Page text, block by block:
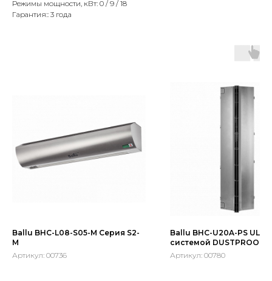
Режимы мощности, кВт: 0 / 9 / 18
Гарантия:: 3 года
Ballu BHC-L08-S05-М Серия S2-
М
Артикул: 00736
Ballu BHC-U20A-PS
сиcтемой DUSTPROOF
Артикул: 00780